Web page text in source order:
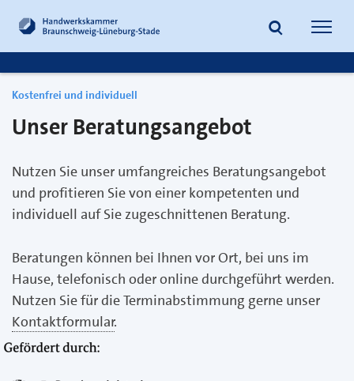
Inhalt
springen
Fußzeile
springen
Suche
Kostenfrei und individuell
Unser Beratungsangebot
Nutzen Sie unser umfangreiches Beratungsangebot
und profitieren Sie von einer kompetenten und
individuell auf Sie zugeschnittenen Beratung.
Beratungen können bei Ihnen vor Ort, bei uns im
Hause, telefonisch oder online durchgeführt werden.
Nutzen Sie für die Terminabstimmung gerne unser
Kontaktformular.